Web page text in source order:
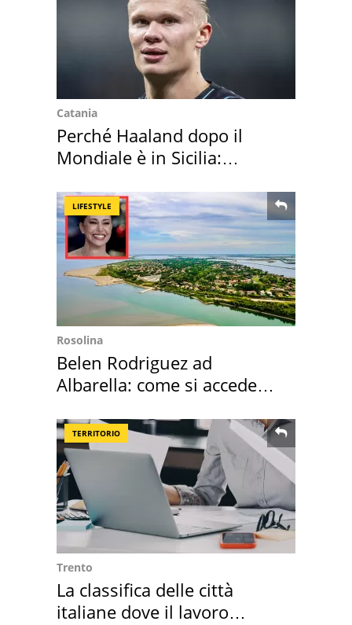
Catania
Perché Haaland dopo il
Mondiale è in Sicilia:
LIFESTYLE
Rosolina
Belen Rodriguez ad
Albarella: come si accede
TERRITORIO
Trento
La classifica delle città
italiane dove il lavoro